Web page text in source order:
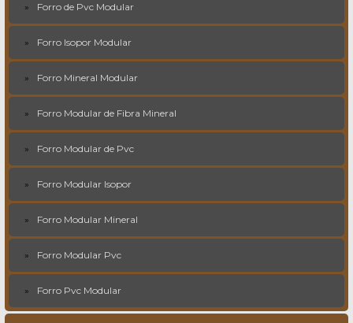
Forro de Pvc Modular
Forro Isopor Modular
Forro Mineral Modular
Forro Modular de Fibra Mineral
Forro Modular de Pvc
Forro Modular Isopor
Forro Modular Mineral
Forro Modular Pvc
Forro Pvc Modular